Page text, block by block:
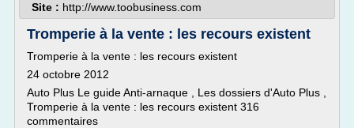
Site : http://www.toobusiness.com
Tromperie à la vente : les recours existent
Tromperie à la vente : les recours existent
24 octobre 2012
Auto Plus Le guide Anti-arnaque , Les dossiers d'Auto Plus ,
Tromperie à la vente : les recours existent 316
commentaires